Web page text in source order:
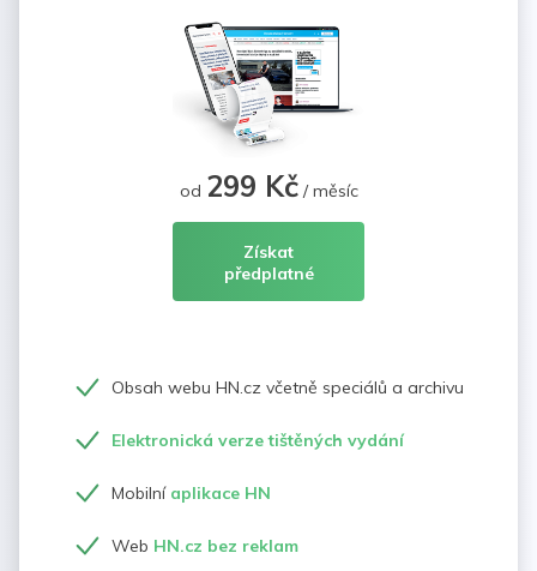
od 299 Kč/ měsíc
Získat
předplatné
Obsah webu HN.cz včetně speciálů a archivu
Elektronická verze tištěných vydání
Mobilní aplikace HN
Web HN.cz bez reklam